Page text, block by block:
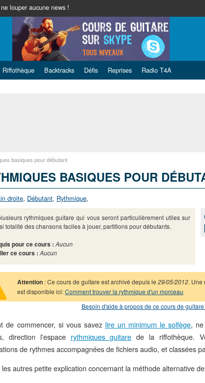
louper aucune news !
Riffothèque Backtracks Défis Reprises Radio T4A
basiques pour débutant
BASIQUES POUR
droite, Débutant, Rythmique,
rythmiques guitare qui vous seront particulièrement utiles sur
totalité des chansons faciles à jouer, partitions pour débutants.
pour ce cours : Aucun
ce cours : Aucun
Attention : Ce cours de guitare est archivé depuis le 29/05/2012. Une
est disponible ici:Comment trouver la rythmique d'un morceau
Besoin d'aide à propos de ce cours de guitare
de commencer, si vous savez lire un minimum le solfège,
direction l'espace rythmiques guitare de la riffothèque.
de rythmes accompagnées de fichiers audio, et classées
les autres petite explication concernant la méthode alternative